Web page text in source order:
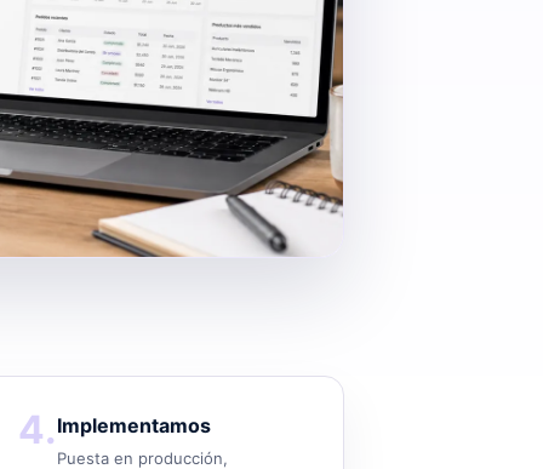
4. Implementamos
Puesta en producción,